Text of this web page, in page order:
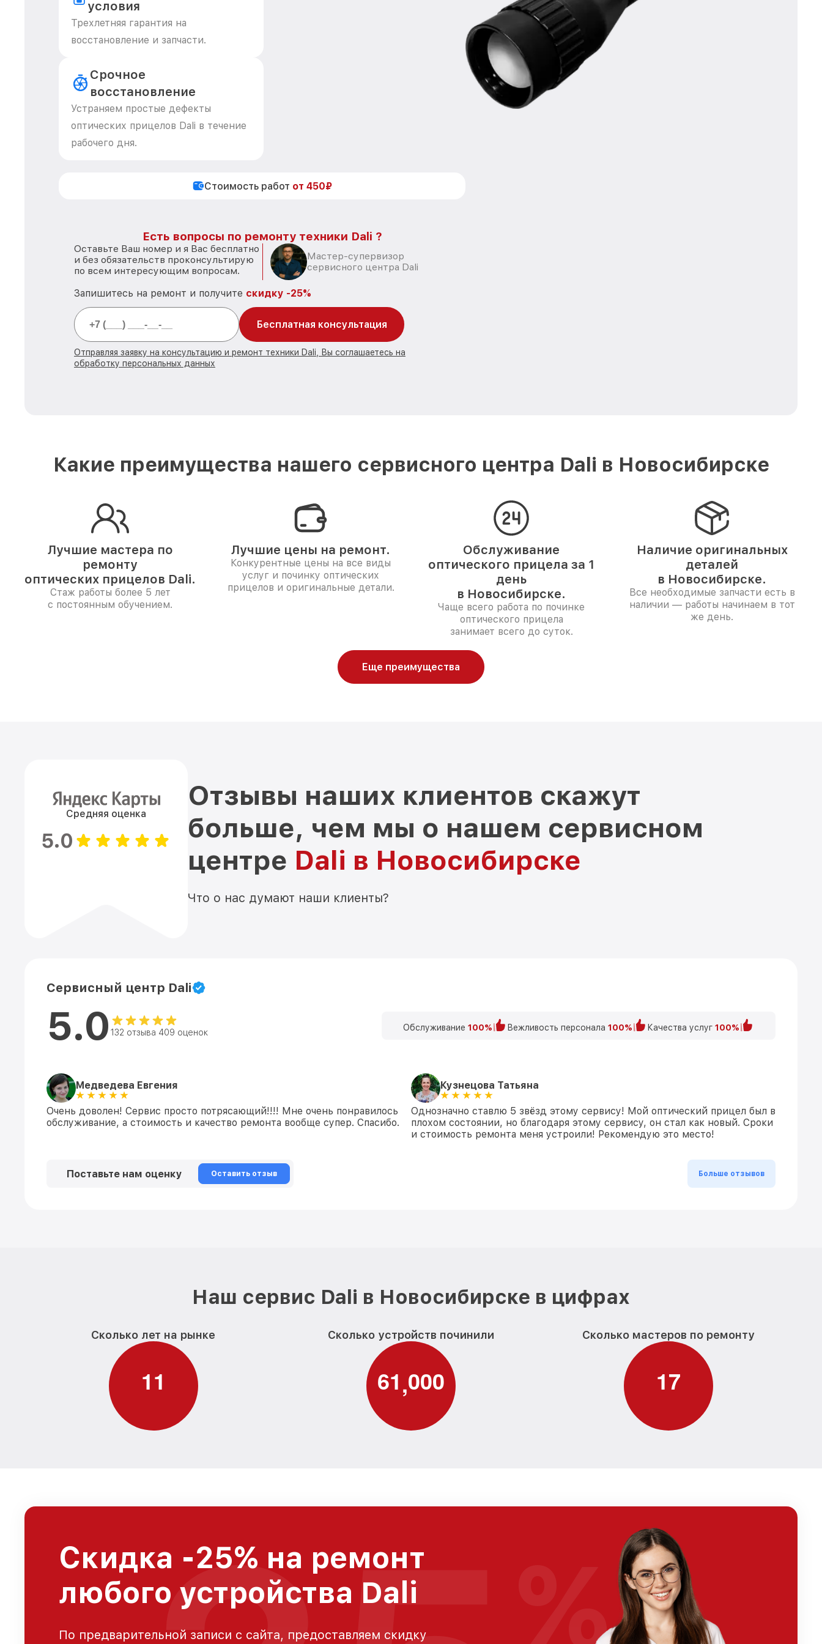
условия
Трехлетняя гарантия на
восстановление и запчасти.
Срочное
восстановление
Устраняем простые дефекты
оптических прицелов Dali в течение
рабочего дня.
Стоимость работ от 450₽
Есть вопросы по ремонту техники Dali ?
Оставьте Ваш номер и я Вас бесплатно
и без обязательств проконсультирую
по всем интересующим вопросам.
Мастер-супервизор
сервисного центра Dali
Запишитесь на ремонт и получите скидку -25%
Бесплатная консультация
Отправляя заявку на консультацию и ремонт техники Dali, Вы соглашаетесь на
обработку персональных данных
Какие преимущества нашего сервисного центра Dali в Новосибирске
Лучшие мастера по
ремонту
оптических прицелов Dali.
Стаж работы более 5 лет
с постоянным обучением.
Лучшие цены на ремонт.
Конкурентные цены на все виды
услуг и починку оптических
прицелов и оригинальные детали.
Обслуживание
оптического прицела за 1
день
в Новосибирске.
Чаще всего работа по починке
оптического прицела
занимает всего до суток.
Наличие оригинальных
деталей
в Новосибирске.
Все необходимые запчасти есть в
наличии — работы начинаем в тот
же день.
Еще преимущества
Средняя оценка
5.0
Отзывы наших клиентов скажут
больше, чем мы о нашем сервисном
центре Dali в Новосибирске
Что о нас думают наши клиенты?
Сервисный центр Dali
5.0 132 отзыва 409 оценок Обслуживание 100% Вежливость персонала 100% Качества услуг 100%
Медведева Евгения
Очень доволен! Сервис просто потрясающий!!!! Мне очень понравилось
обслуживание, а стоимость и качество ремонта вообще супер. Спасибо.
Кузнецова Татьяна
Однозначно ставлю 5 звёзд этому сервису! Мой оптический прицел был в
плохом состоянии, но благодаря этому сервису, он стал как новый. Сроки
и стоимость ремонта меня устроили! Рекомендую это место!
Поставьте нам оценку Оставить отзыв Больше отзывов
Наш сервис Dali в Новосибирске в цифрах
Сколько лет на рынке
11
Сколько устройств починили
61,000
Сколько мастеров по ремонту
17
Скидка -25% на ремонт
любого устройства Dali
По предварительной записи с сайта, предоставляем скидку
%